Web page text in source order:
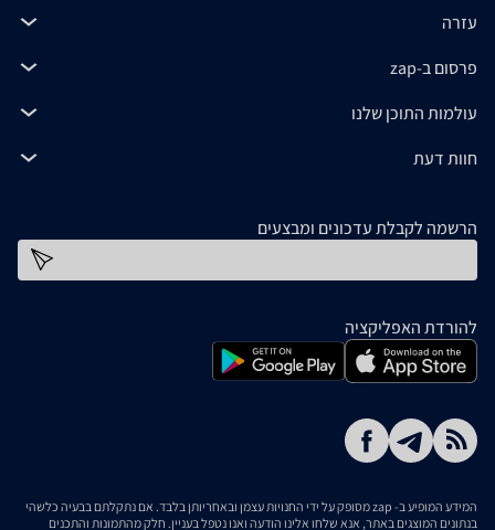
עזרה
פרסום ב-zap
עולמות התוכן שלנו
חוות דעת
הרשמה לקבלת עדכונים ומבצעים
להורדת האפליקציה
המידע המופיע ב- zap מסופק על ידי החנויות עצמן ובאחריותן בלבד. אם נתקלתם בבעיה כלשהי
בנתונים המוצגים באתר, אנא שלחו אלינו הודעה ואנו נטפל בעניין. חלק מהתמונות והתכנים